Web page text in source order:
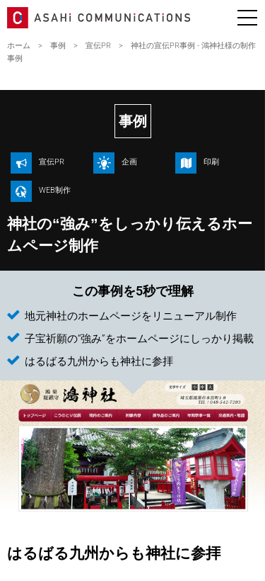
ホーム > 事例 > 宣伝PR > 神社の宣伝PR事例 - 鴻神社様の制作
事例
事例
宣伝PR 企画 印刷
WEB制作
神社の“強み”をしっかり伝えるホー
ムページ制作
この事例を5秒で理解
地元神社のホームページをリニューアル制作
子宝祈願の“強み”をホームページにしっかり掲載
はるばる九州からも神社に参拝
はるばる九州からも神社に参拝